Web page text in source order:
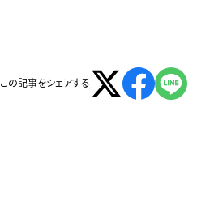
この記事をシェアする